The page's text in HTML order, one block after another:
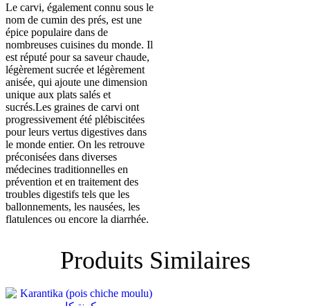
Le carvi, également connu sous le
nom de cumin des prés, est une
épice populaire dans de
nombreuses cuisines du monde. Il
est réputé pour sa saveur chaude,
légèrement sucrée et légèrement
anisée, qui ajoute une dimension
unique aux plats salés et
sucrés.Les graines de carvi ont
progressivement été plébiscitées
pour leurs vertus digestives dans
le monde entier. On les retrouve
préconisées dans diverses
médecines traditionnelles en
prévention et en traitement des
troubles digestifs tels que les
ballonnements, les nausées, les
flatulences ou encore la diarrhée.
Produits Similaires